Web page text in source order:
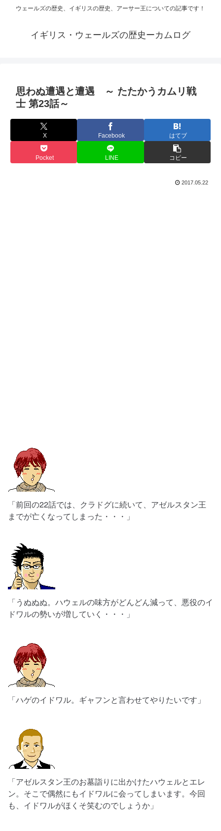
ウェールズの歴史、イギリスの歴史、アーサー王についての記事です！
イギリス・ウェールズの歴史ーカムログ
思わぬ遭遇と遭遇 ～ たたかうカムリ戦
士 第23話～
X Facebook はてブ
Pocket LINE コピー
2017.05.22
「前回の22話では、クラドグに続いて、アゼルスタン王
までが亡くなってしまった・・・」
「うぬぬぬ。ハウェルの味方がどんどん減って、悪役のイ
ドワルの勢いが増していく・・・」
「ハゲのイドワル。ギャフンと言わせてやりたいです」
「アゼルスタン王のお墓詣りに出かけたハウェルとエレ
ン。そこで偶然にもイドワルに会ってしまいます。今回
も、イドワルがほくそ笑むのでしょうか」